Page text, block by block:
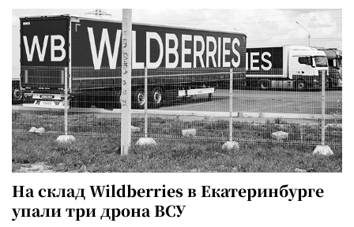
На склад Wildberries в Екатеринбурге
упали три дрона ВСУ